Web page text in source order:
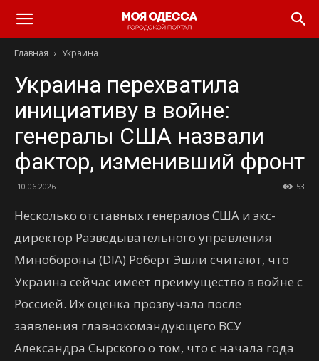
Моя
Одесса
Главная Украина
Украина перехватила
инициативу в войне:
генералы США назвали
фактор, изменивший фронт
10.06.2026 53
Несколько отставных генералов США и экс-
директор Разведывательного управления
Минобороны (DIA) Роберт Эшли считают, что
Украина сейчас имеет преимущество в войне с
Россией. Их оценка прозвучала после
заявления главнокомандующего ВСУ
Александра Сырского о том, что с начала года